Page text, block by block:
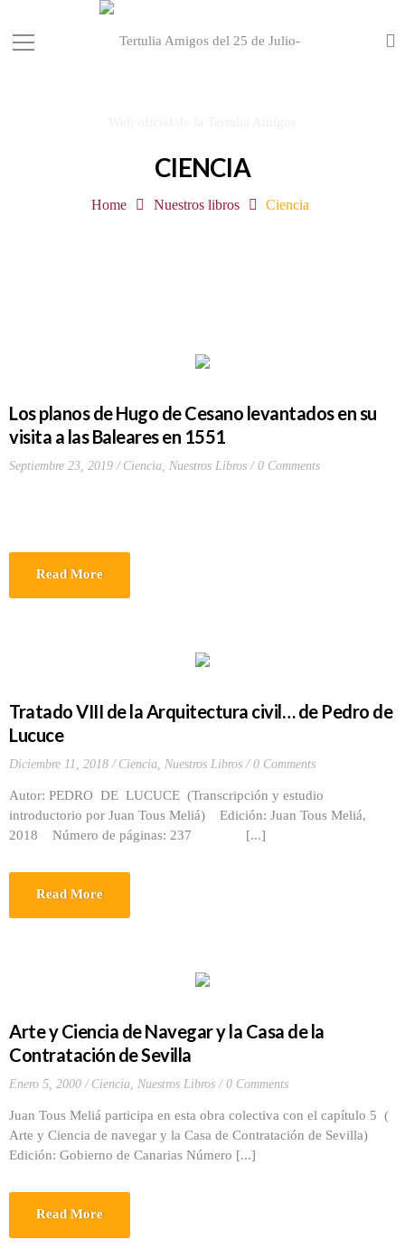
CIENCIA
Home Nuestros libros Ciencia
Los planos de Hugo de Cesano levantados en su
visita a las Baleares en 1551
Septiembre 23, 2019 Ciencia, Nuestros Libros 0 Comments
Read More
Tratado VIII de la Arquitectura civil… de Pedro de
Lucuce
Diciembre 11, 2018 Ciencia, Nuestros Libros 0 Comments
Autor: PEDRO DE LUCUCE (Transcripción y estudio
introductorio por Juan Tous Meliá) Edición: Juan Tous Meliá,
2018 Número de páginas: 237 [...]
Read More
Arte y Ciencia de Navegar y la Casa de la
Contratación de Sevilla
Enero 5, 2000 Ciencia, Nuestros Libros 0 Comments
Juan Tous Meliá participa en esta obra colectiva con el capítulo 5 (
Arte y Ciencia de navegar y la Casa de Contratación de Sevilla)
Edición: Gobierno de Canarias Número [...]
Read More